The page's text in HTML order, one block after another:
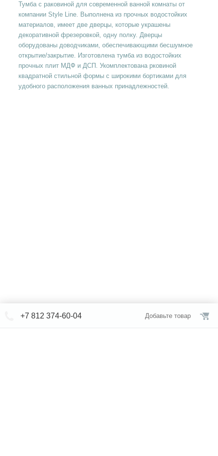
Тумба с раковиной для современной ванной комнаты от
компании Style Line. Выполнена из прочных водостойких
материалов, имеет две дверцы, которые украшены
декоративной фрезеровкой, одну полку. Дверцы
оборудованы доводчиками, обеспечивающими бесшумное
открытие/закрытие. Изготовлена тумба из водостойких
прочных плит МДФ и ДСП. Укомплектована рковиной
квадратной стильной формы с широкими бортиками для
удобного расположения ванных принадлежностей.
+7 812 374-60-04 Добавьте товар